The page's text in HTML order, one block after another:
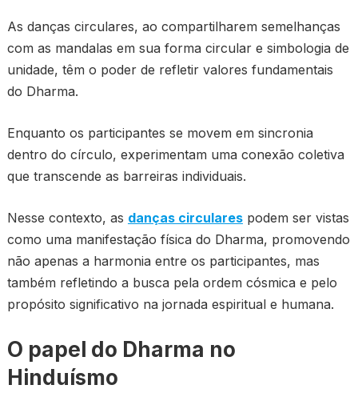
As danças circulares, ao compartilharem semelhanças
com as mandalas em sua forma circular e simbologia de
unidade, têm o poder de refletir valores fundamentais
do Dharma.
Enquanto os participantes se movem em sincronia
dentro do círculo, experimentam uma conexão coletiva
que transcende as barreiras individuais.
Nesse contexto, as danças circularespodem ser vistas
como uma manifestação física do Dharma, promovendo
não apenas a harmonia entre os participantes, mas
também refletindo a busca pela ordem cósmica e pelo
propósito significativo na jornada espiritual e humana.
O papel do Dharma no
Hinduísmo